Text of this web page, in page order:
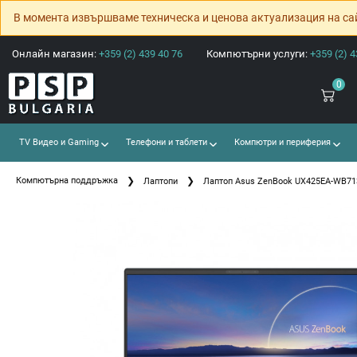
В момента извършваме техническа и ценова актуализация на
Онлайн магазин: +359 (2) 439 40 76 Компютърни услуги: +359 (2)
0
TV Видео и Gaming Телефони и таблети Компютри и периферия
Компютърна поддръжка Лаптопи Лаптоп Asus ZenBook UX425EA-